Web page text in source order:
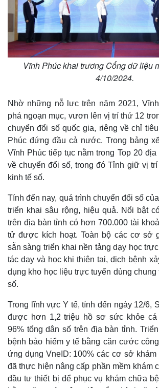
Cuộc sống đó đây
Hồ sơ
Video
Ảnh
E-
Vĩnh Phúc khai trương Cổng dữ liệu
4/10/2024.
Nhờ những nỗ lực trên năm 2021,
phá ngoạn mục, vươn lên vị trí thứ 12
chuyển đổi số quốc gia, riêng về chỉ
Phúc đứng đầu cả nước. Trong bảng
Vĩnh Phúc tiếp tục nằm trong Top 20
về chuyển đổi số, trong đó Tỉnh giữ vị
kinh tế số.
Tính đến nay, quá trình chuyển đổi số
triển khai sâu rộng, hiệu quả. Nổi bật
trên địa bàn tỉnh có hơn 700.000 tài
tử được kích hoạt. Toàn bộ các cơ sở
sẵn sàng triển khai nền tảng dạy học
tác dạy và học khi thiên tai, dịch bệnh
dụng kho học liệu trực tuyến dùng chung
số.
Trong lĩnh vực Y tế, tính đến ngày 12/6,
được hơn 1,2 triệu hồ sơ sức khỏe cá
96% tổng dân số trên địa bàn tỉnh.
bệnh bảo hiểm y tế bằng căn cước
ứng dụng VneID: 100% các cơ sở khám
đã thực hiện nâng cấp phần mềm khám
đầu tư thiết bị để phục vụ khám chữa